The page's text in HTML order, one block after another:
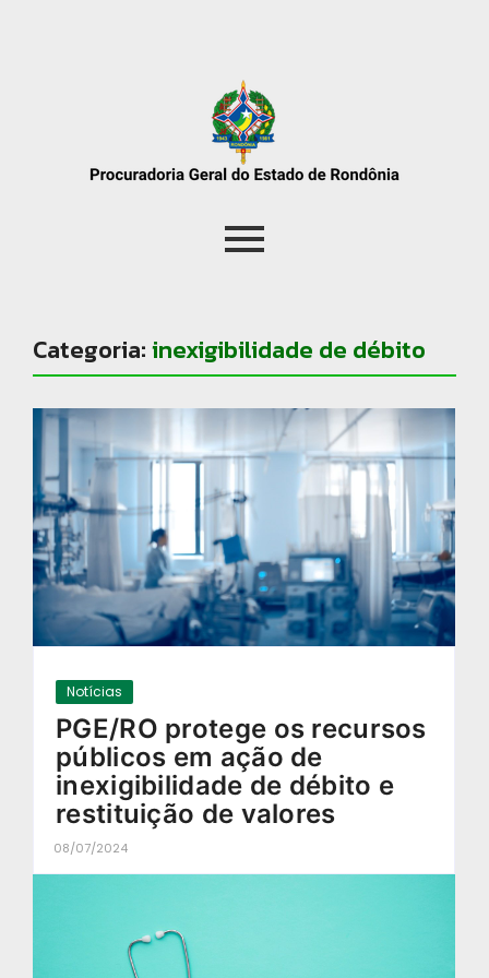
Categoria:inexigibilidade de débito
Notícias
PGE/RO protege os recursos
públicos em ação de
inexigibilidade de débito e
restituição de valores
08/07/2024